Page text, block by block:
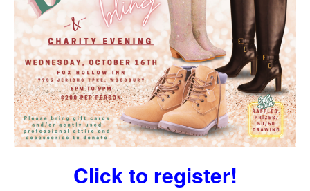
Click to register!